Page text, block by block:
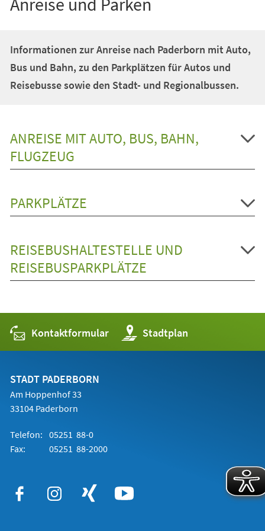
Informationen zur Anreise nach Paderborn mit Auto,
Bus und Bahn, zu den Parkplätzen für Autos und
Reisebusse sowie den Stadt- und Regionalbussen.
ANREISE MIT AUTO, BUS, BAHN,
FLUGZEUG
PARKPLÄTZE
REISEBUSHALTESTELLE UND
REISEBUSPARKPLÄTZE
Kontaktformular Stadtplan
(Öffnet
in
einem
STADT PADERBORN
Am Hoppenhof 33
33104 Paderborn
Telefon: 05251 88-0
Fax:
05251 88-2000